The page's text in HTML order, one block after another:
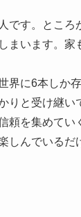
です。ところ
まいます。家
界に6本しか
りと受け継い
頼を集めてい
しんでいるだ